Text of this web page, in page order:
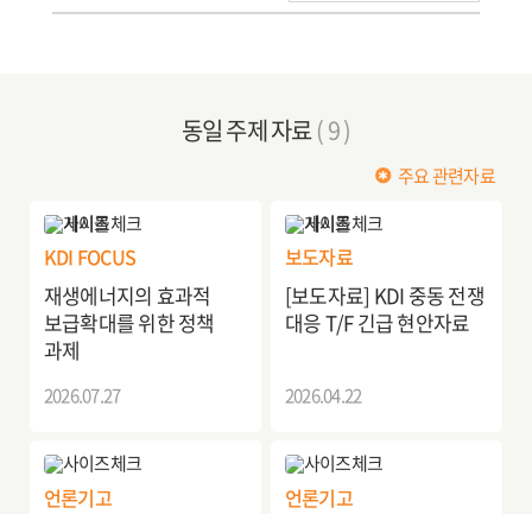
동일 주제 자료( 9 )
주요 관련자료
KDI FOCUS
재생에너지의 효과적
보급확대를 위한 정책
과제
2026.07.27
보도자료
[보도자료] KDI 중동 전쟁
대응 T/F 긴급 현안자료
2026.04.22
언론기고 언론기고